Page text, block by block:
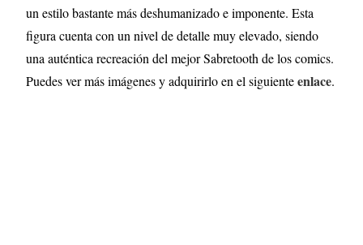
un estilo bastante más deshumanizado e imponente. Esta
figura cuenta con un nivel de detalle muy elevado, siendo
una auténtica recreación del mejor Sabretooth de los comics.
Puedes ver más imágenes y adquirirlo en el siguienteenlace.